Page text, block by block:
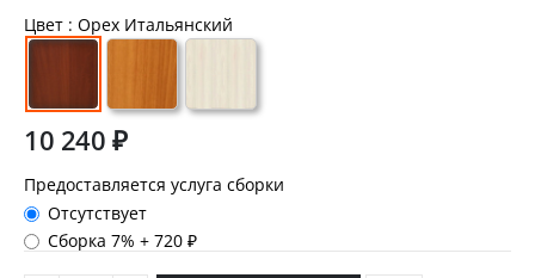
Цвет : Орех Итальянский
10 240 ₽
Предоставляется услуга сборки
Отсутствует
Сборка 7%+720 ₽